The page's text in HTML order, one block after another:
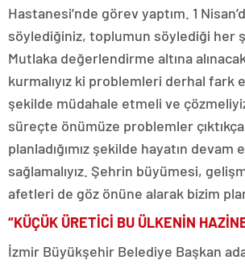
Hastanesi’nde görev yaptım. 1
söylediğiniz, toplumun söylediği her
Mutlaka değerlendirme altına
kurmalıyız ki problemleri derhal fark
şekilde müdahale etmeli ve
süreçte önümüze problemler
planladığımız şekilde hayatın devam
sağlamalıyız. Şehrin büyümesi,
afetleri de göz önüne alarak bizim
“KÜÇÜK ÜRETİCİ BU ÜLKENİN
İzmir Büyükşehir Belediye Başkan